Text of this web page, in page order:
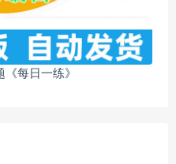
每日一练》